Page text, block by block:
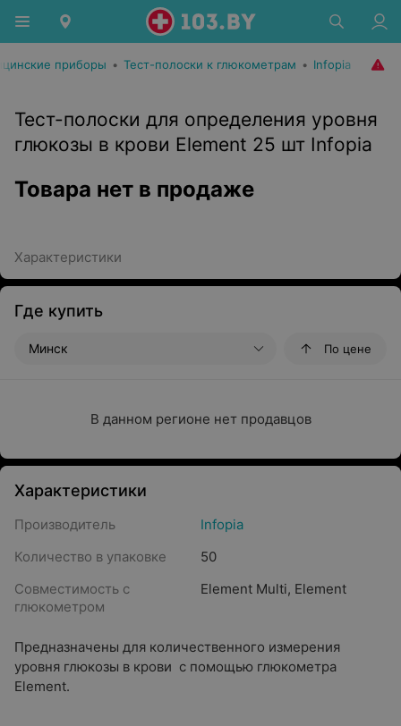
приборы • Тест-полоски к глюкометрам • Infopia
Тест-полоски для определения уровня
глюкозы в крови Element 25 шт Infopia
Товара нет в продаже
Характеристики
Где купить
Минск По цене
В данном регионе нет продавцов
Характеристики
Производитель
Infopia
Количество в упаковке
50
Совместимость с
глюкометром
Element Multi, Element
Предназначены для количественного измерения
уровня глюкозы в крови с помощью глюкометра
Element.